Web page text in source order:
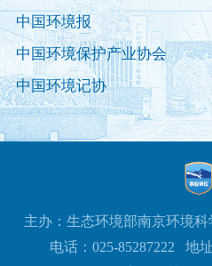
中国环境报
中国环境保护产业协会
中国环境记协
主办：生态环境部南京环境科
电话：025-85287222
地